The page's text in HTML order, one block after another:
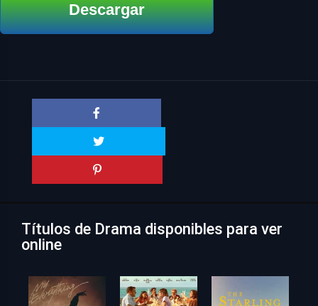
Descargar
Títulos de Drama disponibles para ver
online